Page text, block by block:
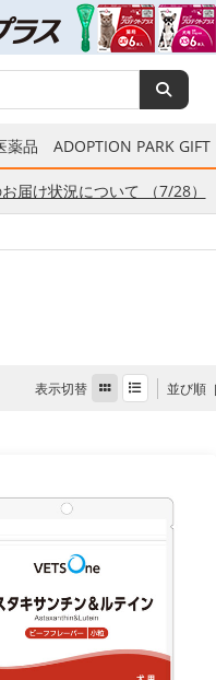
薬品 ADOPTION PARK GIFT
届け状況について （7/28）
表示切替 並び順